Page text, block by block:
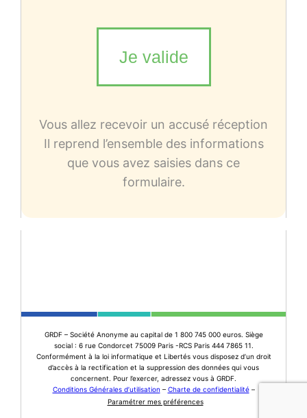
Vous allez recevoir un accusé réception
Il reprend l’ensemble des informations
que vous avez saisies dans ce
formulaire.
GRDF – Société Anonyme au capital de 1 800 745 000 euros. Siège
social : 6 rue Condorcet 75009 Paris -RCS Paris 444 7865 11.
Conformément à la loi informatique et Libertés vous disposez d’un droit
d’accès à la rectification et la suppression des données qui vous
concernent. Pour l’exercer, adressez vous à GRDF.
Conditions Générales d’utilisation – Charte de confidentialité–
Paramétrer mes préférences